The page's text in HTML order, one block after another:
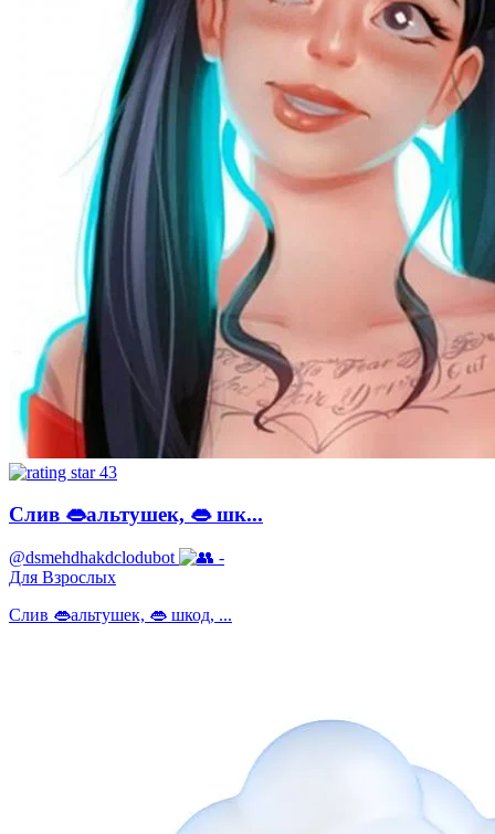
43
Слив 👄альтушек, 👄 шк...
@dsmehdhakdclodubot
-
Для Взрослых
Слив 👄альтушек, 👄 шкод, ...